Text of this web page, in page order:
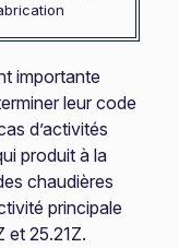
importante
leur code
d’activités
produit à la
chaudières
principale
et 25.21Z.